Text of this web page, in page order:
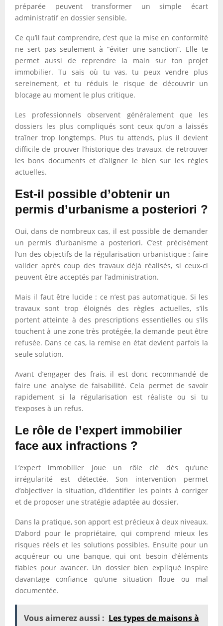
préparée peuvent transformer un simple écart
administratif en dossier sensible.
Ce qu’il faut comprendre, c’est que la mise en conformité
ne sert pas seulement à “éviter une sanction”. Elle te
permet aussi de reprendre la main sur ton projet
immobilier. Tu sais où tu vas, tu peux vendre plus
sereinement, et tu réduis le risque de découvrir un
blocage au moment le plus critique.
Les professionnels observent généralement que les
dossiers les plus compliqués sont ceux qu’on a laissés
traîner trop longtemps. Plus tu attends, plus il devient
difficile de prouver l’historique des travaux, de retrouver
les bons documents et d’aligner le bien sur les règles
actuelles.
Est-il possible d’obtenir un
permis d’urbanisme a posteriori ?
Oui, dans de nombreux cas, il est possible de demander
un permis d’urbanisme a posteriori. C’est précisément
l’un des objectifs de la régularisation urbanistique : faire
valider après coup des travaux déjà réalisés, si ceux-ci
peuvent être acceptés par l’administration.
Mais il faut être lucide : ce n’est pas automatique. Si les
travaux sont trop éloignés des règles actuelles, s’ils
portent atteinte à des prescriptions essentielles ou s’ils
touchent à une zone très protégée, la demande peut être
refusée. Dans ce cas, la remise en état devient parfois la
seule solution.
Avant d’engager des frais, il est donc recommandé de
faire une analyse de faisabilité. Cela permet de savoir
rapidement si la régularisation est réaliste ou si tu
t’exposes à un refus.
Le rôle de l’expert immobilier
face aux infractions ?
L’expert immobilier joue un rôle clé dès qu’une
irrégularité est détectée. Son intervention permet
d’objectiver la situation, d’identifier les points à corriger
et de proposer une stratégie adaptée au dossier.
Dans la pratique, son apport est précieux à deux niveaux.
D’abord pour le propriétaire, qui comprend mieux les
risques réels et les solutions possibles. Ensuite pour un
acquéreur ou une banque, qui ont besoin d’éléments
fiables pour avancer. Un dossier bien expliqué inspire
davantage confiance qu’une situation floue ou mal
documentée.
Vous aimerez aussi : Les types de maisons à